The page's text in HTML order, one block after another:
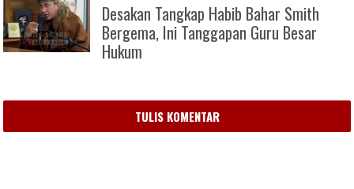
Desakan Tangkap Habib Bahar Smith
Bergema, Ini Tanggapan Guru Besar
Hukum
TULIS KOMENTAR